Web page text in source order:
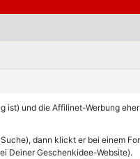
ist) und die Affilinet-Werbung
dann klickt er bei einem
Deiner Geschenkidee-Website).